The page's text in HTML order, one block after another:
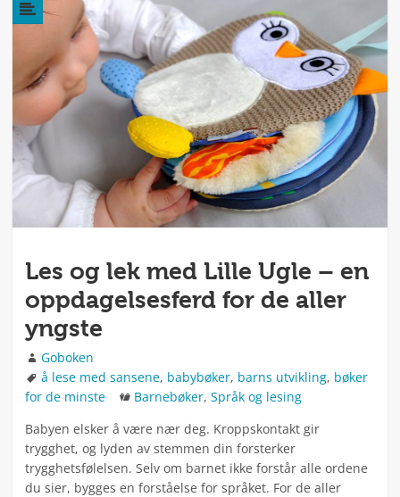
Les og lek med Lille Ugle – en
oppdagelsesferd for de aller
yngste
Forfatter
Goboken
Stikkord
å lese med sansene, babybøker, barns utvikling, bøker
for de minste
Kategorier
Barnebøker, Språk og lesing
Babyen elsker å være nær deg. Kroppskontakt gir
trygghet, og lyden av stemmen din forsterker
trygghetsfølelsen. Selv om barnet ikke forstår alle ordene
du sier, bygges en forståelse for språket. For de aller